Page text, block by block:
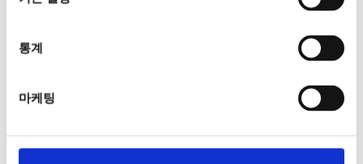
통계
마케팅